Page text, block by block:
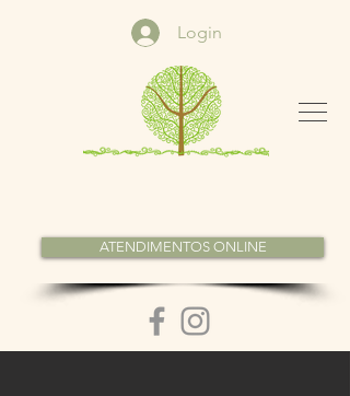
Login
ATENDIMENTOS ONLINE